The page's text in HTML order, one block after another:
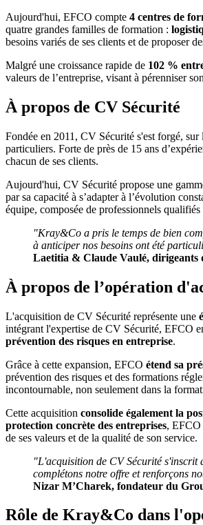
Aujourd'hui, EFCO compte 4 centres de
quatre grandes familles de formation :
besoins variés de ses clients et de proposer
Malgré une croissance rapide de 102 %
valeurs de l’entreprise, visant à pérenniser
À propos de CV Sécurité
Fondée en 2011, CV Sécurité s'est forgé,
particuliers. Forte de près de 15 ans
chacun de ses clients.
Aujourd'hui, CV Sécurité propose une
par sa capacité à s’adapter à l’évolution
équipe, composée de professionnels
"Kray&Co a pris le temps de bien
à anticiper nos besoins ont été
Laetitia & Claude Vaulé, dirigeants
À propos de l’opération
L'acquisition de CV Sécurité représente une
intégrant l'expertise de CV Sécurité, EFCO
prévention des risques en entreprise.
Grâce à cette expansion, EFCO étend sa
prévention des risques et des formations
incontournable, non seulement dans la
Cette acquisition consolide également la
protection concrète des entreprises, EFCO
de ses valeurs et de la qualité de son service.
"L'acquisition de CV Sécurité s'inscrit
complétons notre offre et renforçons
Nizar M’Charek, fondateur du
Rôle de Kray&Co dans